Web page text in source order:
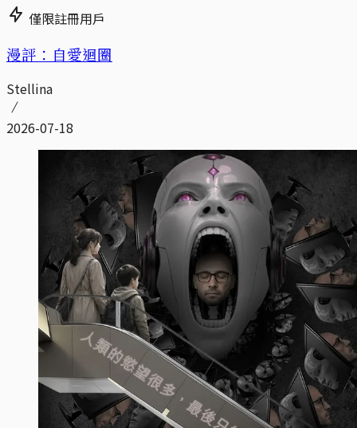
僅限註冊用戶
漫評：自愛迴圈
Stellina
2026-07-18